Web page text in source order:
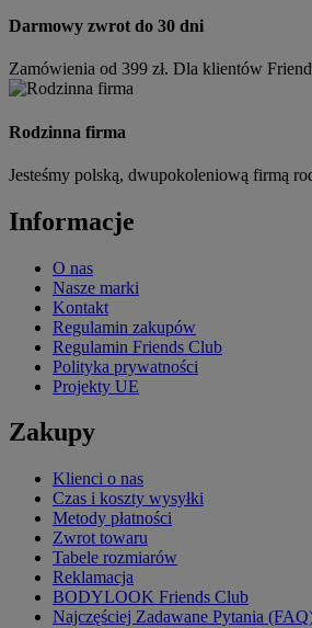
Darmowy zwrot do 30 dni
Zamówienia od 399 zł. Dla klientów
Rodzinna firma
Jesteśmy polską, dwupokoleniową firmą
Informacje
O nas
Nasze marki
Kontakt
Regulamin zakupów
Regulamin Friends Club
Polityka prywatności
Projekty UE
Zakupy
Klienci o nas
Czas i koszty wysyłki
Metody płatności
Zwrot towaru
Tabele rozmiarów
Reklamacja
BODYLOOK Friends Club
Najczęściej Zadawane Pytania